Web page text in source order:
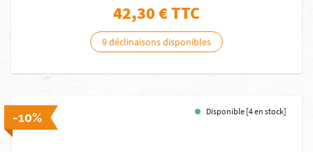
42,30€ TTC
9 déclinaisons disponibles
-10% Disponible [4 en stock]